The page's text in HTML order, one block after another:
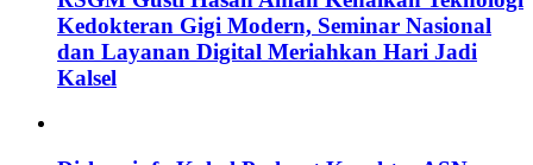
Kedokteran Gigi Modern, Seminar Nasional
dan Layanan Digital Meriahkan Hari Jadi
Kalsel